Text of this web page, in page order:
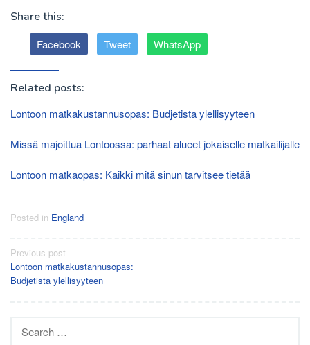
Share this:
Facebook Tweet WhatsApp
Related posts:
Lontoon matkakustannusopas: Budjetista ylellisyyteen
Missä majoittua Lontoossa: parhaat alueet jokaiselle matkailijalle
Lontoon matkaopas: Kaikki mitä sinun tarvitsee tietää
Posted in England
Post
navigation
Previous post
Lontoon matkakustannusopas:
Budjetista ylellisyyteen